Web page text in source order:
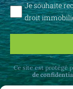
Je souhaite
droit
Ce site est protégé
de